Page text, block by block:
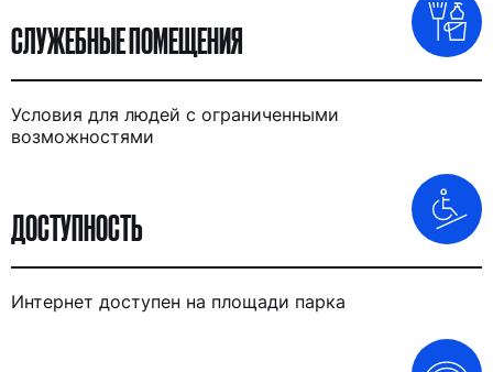
СЛУЖЕБНЫЕ ПОМЕЩЕНИЯ
Условия для людей с ограниченными
возможностями
ДОСТУПНОСТЬ
Интернет доступен на площади парка